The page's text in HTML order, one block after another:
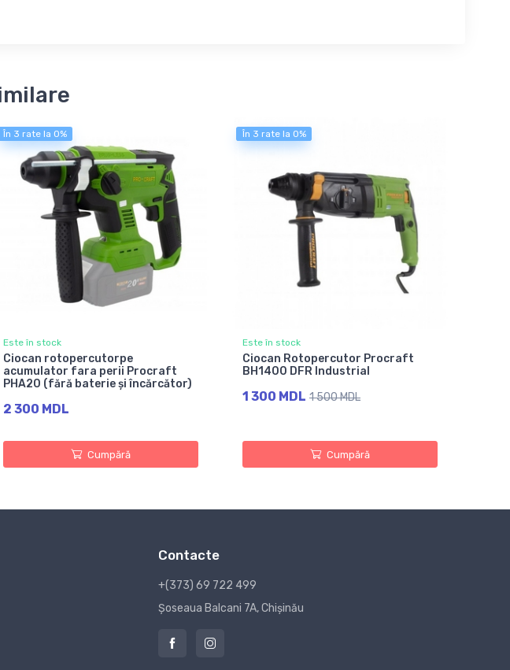
În 3 rate la 0%
Este în stock
Ciocan rotopercutorpe
acumulator fara perii Procraft
PHA20 (fără baterie și încărcător)
2 300 MDL
Cumpără
În 3 rate la 0%
Este în stock
Ciocan Rotopercutor Procraft
BH1400 DFR Industrial
1 300 MDL 1 500 MDL
Cumpără
Contacte
+(373) 69 722 499
Șoseaua Balcani 7A, Chișinău